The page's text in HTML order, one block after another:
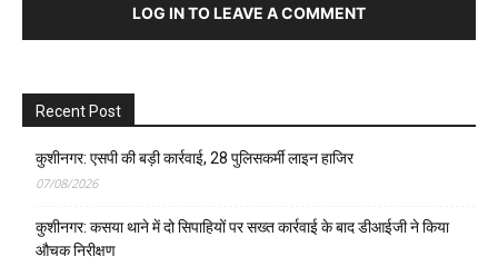
LOG IN TO LEAVE A COMMENT
Recent Post
कुशीनगर: एसपी की बड़ी कार्रवाई, 28 पुलिसकर्मी लाइन हाजिर
07/08/2026
कुशीनगर: कसया थाने में दो सिपाहियों पर सख्त कार्रवाई के बाद डीआईजी ने किया
औचक निरीक्षण